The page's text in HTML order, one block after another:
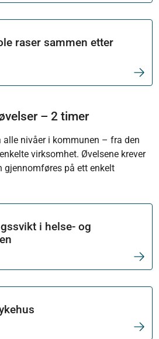
raser sammen etter
– 2 timer
alle nivåer i kommunen – fra den
virksomhet. Øvelsene krever
gjennomføres på ett enkelt
i helse- og